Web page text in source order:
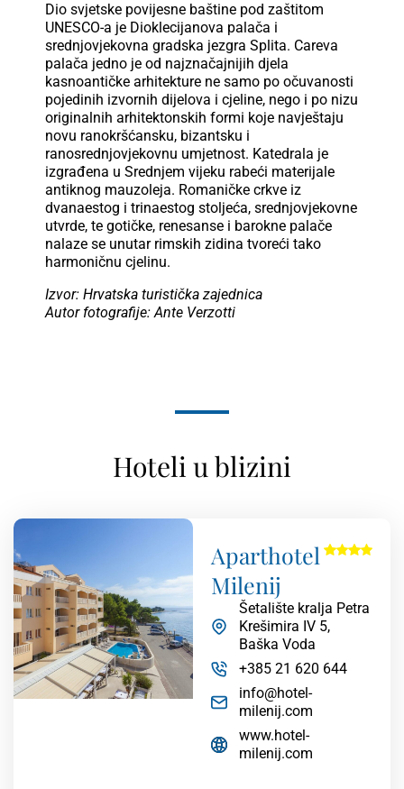
Dio svjetske povijesne baštine pod zaštitom
UNESCO-a je Dioklecijanova palača i
srednjovjekovna gradska jezgra Splita. Careva
palača jedno je od najznačajnijih djela
kasnoantičke arhitekture ne samo po očuvanosti
pojedinih izvornih dijelova i cjeline, nego i po nizu
originalnih arhitektonskih formi koje navještaju
novu ranokršćansku, bizantsku i
ranosrednjovjekovnu umjetnost. Katedrala je
izgrađena u Srednjem vijeku rabeći materijale
antiknog mauzoleja. Romaničke crkve iz
dvanaestog i trinaestog stoljeća, srednjovjekovne
utvrde, te gotičke, renesanse i barokne palače
nalaze se unutar rimskih zidina tvoreći tako
harmoničnu cjelinu.
Izvor: Hrvatska turistička zajednica
Autor fotografije: Ante Verzotti
Hoteli u blizini
Aparthotel
Milenij
Šetalište kralja Petra
Krešimira IV 5,
Baška Voda
+385 21 620 644
info@hotel-
milenij.com
www.hotel-
milenij.com